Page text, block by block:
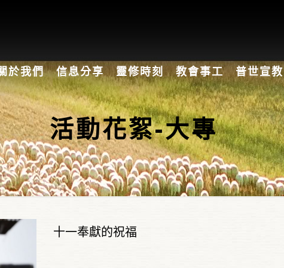
於我們 信息分享 靈修時刻 教會事工 普世宣教
活動花絮-大專
十一奉獻的祝福